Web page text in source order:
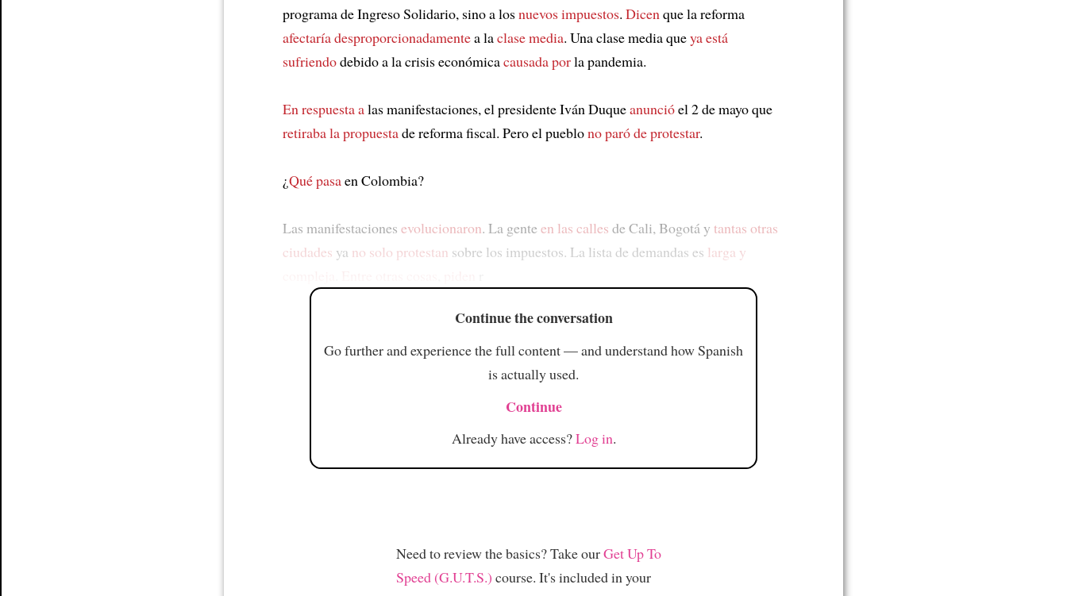
programa de Ingreso Solidario, sino a losnuevos impuestos. Dicen que la reforma
afectaría desproporcionadamentea laclase media. Una clase media queya está
sufriendodebido a la crisis económicacausada porla pandemia.
En respuesta alas manifestaciones, el presidente Iván Duqueanuncióel 2 de mayo que
retiraba la propuestade reforma fiscal. Pero el pueblono paró de protestar.
¿Qué pasaen Colombia?
Las manifestaciones evolucionaron. La genteen las calles de Cali, Bogotá y tantas otras
ciudades ya no solo protestan sobre los impuestos. La lista de demandas es larga y
Continue the conversation
Go further and experience the full content — and understand how Spanish
is actually used.
Continue
Already have access?Log in.
Need to review the basics? Take ourGet Up To
Speed (G.U.T.S.) course. It's included in your